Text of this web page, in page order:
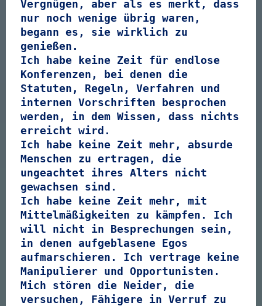
Vergnügen, aber als es merkt, dass
nur noch wenige übrig waren,
begann es, sie wirklich zu
genießen.
Ich habe keine Zeit für endlose
Konferenzen, bei denen die
Statuten, Regeln, Verfahren und
internen Vorschriften besprochen
werden, in dem Wissen, dass nichts
erreicht wird.
Ich habe keine Zeit mehr, absurde
Menschen zu ertragen, die
ungeachtet ihres Alters nicht
gewachsen sind.
Ich habe keine Zeit mehr, mit
Mittelmäßigkeiten zu kämpfen. Ich
will nicht in Besprechungen sein,
in denen aufgeblasene Egos
aufmarschieren. Ich vertrage keine
Manipulierer und Opportunisten.
Mich stören die Neider, die
versuchen, Fähigere in Verruf zu